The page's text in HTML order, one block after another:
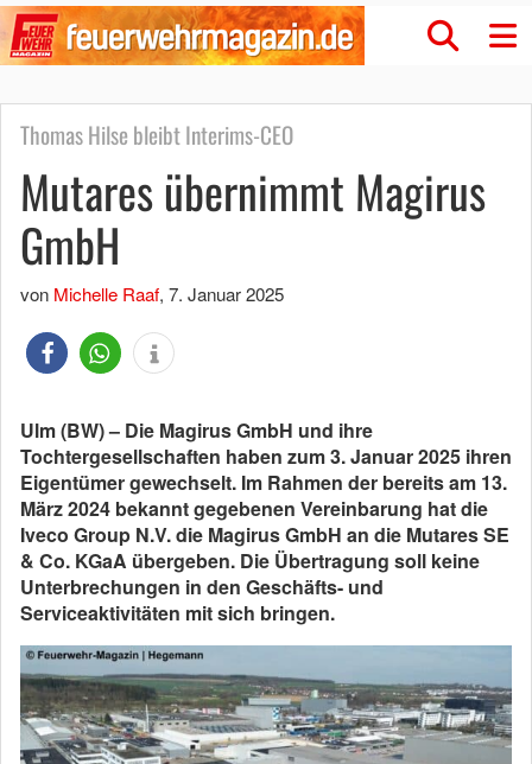
Thomas Hilse bleibt Interims-CEO
Mutares übernimmt Magirus
GmbH
von Michelle Raaf, 7. Januar 2025
Ulm (BW) – Die Magirus GmbH und ihre
Tochtergesellschaften haben zum 3. Januar 2025 ihren
Eigentümer gewechselt. Im Rahmen der bereits am 13.
März 2024 bekannt gegebenen Vereinbarung hat die
Iveco Group N.V. die Magirus GmbH an die Mutares SE
& Co. KGaA übergeben. Die Übertragung soll keine
Unterbrechungen in den Geschäfts- und
Serviceaktivitäten mit sich bringen.